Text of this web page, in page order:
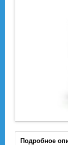
Подробное